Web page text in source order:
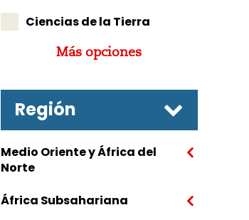
Ciencias de la Tierra
Más opciones
Región
Medio Oriente y África del
Norte
África Subsahariana